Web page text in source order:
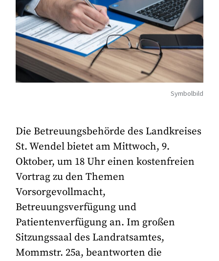
Symbolbild
Die Betreuungsbehörde des Landkreises
St. Wendel bietet am Mittwoch, 9.
Oktober, um 18 Uhr einen kostenfreien
Vortrag zu den Themen
Vorsorgevollmacht,
Betreuungsverfügung und
Patientenverfügung an. Im großen
Sitzungssaal des Landratsamtes,
Mommstr. 25a, beantworten die